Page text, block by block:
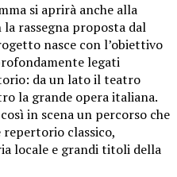
si aprirà anche alla
rassegna proposta dal
nasce con l’obiettivo
legati
da un lato il teatro
la grande opera italiana.
in scena un percorso che
classico,
locale e grandi titoli della